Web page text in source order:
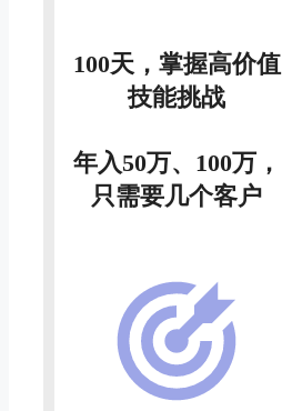
100天，掌握高价值
技能挑战
年入50万、100万，
只需要几个客户